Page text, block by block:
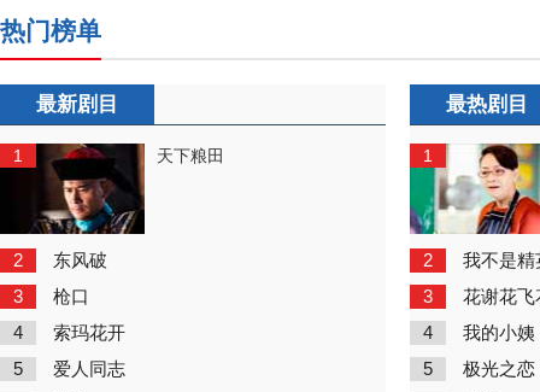
热门榜单
最新剧目
1 天下粮田
2 东风破
3 枪口
4 索玛花开
5 爱人同志
最热剧目
1
2 我不是精
3 花谢花飞
4 我的小姨
5 极光之恋